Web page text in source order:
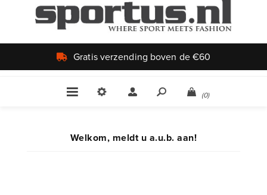
Gratis verzending boven de €60
(0)
Welkom, meldt u a.u.b. aan!